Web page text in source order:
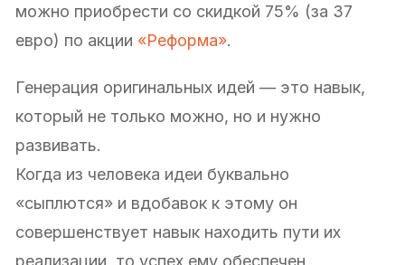
можно приобрести со скидкой 75% (за 37
евро) по акции «Реформа».
Генерация оригинальных идей — это навык,
который не только можно, но и нужно
развивать.
Когда из человека идеи буквально
«сыплются» и вдобавок к этому он
совершенствует навык находить пути их
реализации, то успех ему обеспечен